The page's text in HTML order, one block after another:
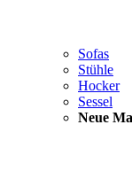
Sofas
Stühle
Hocker
Sessel
Neue